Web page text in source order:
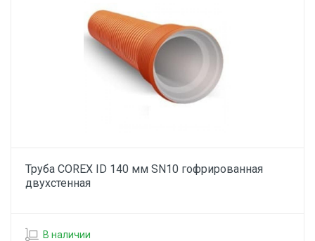
Труба COREX ID 140 мм SN10 гофрированная
двухстенная
В наличии